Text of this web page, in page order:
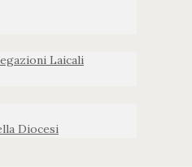
Laicali
Diocesi